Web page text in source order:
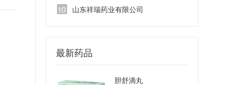
山东祥瑞药业有限公司
最新药品
胆舒滴丸